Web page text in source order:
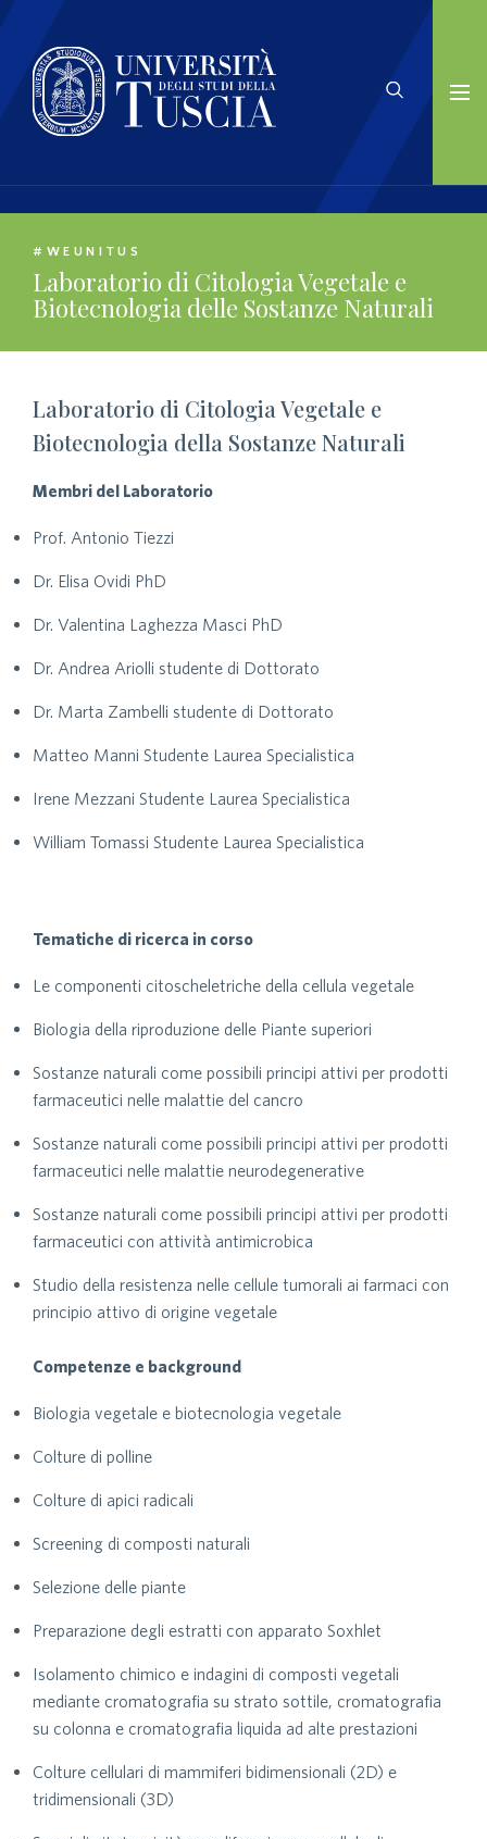
#WEUNITUS
Laboratorio di Citologia Vegetale e
Biotecnologia delle Sostanze Naturali
Laboratorio di Citologia Vegetale e
Biotecnologia della Sostanze Naturali
Membri del Laboratorio
Prof. Antonio Tiezzi
Dr. Elisa Ovidi PhD
Dr. Valentina Laghezza Masci PhD
Dr. Andrea Ariolli studente di Dottorato
Dr. Marta Zambelli studente di Dottorato
Matteo Manni Studente Laurea Specialistica
Irene Mezzani Studente Laurea Specialistica
William Tomassi Studente Laurea Specialistica
Tematiche di ricerca in corso
Le componenti citoscheletriche della cellula vegetale
Biologia della riproduzione delle Piante superiori
Sostanze naturali come possibili principi attivi per prodotti
farmaceutici nelle malattie del cancro
Sostanze naturali come possibili principi attivi per prodotti
farmaceutici nelle malattie neurodegenerative
Sostanze naturali come possibili principi attivi per prodotti
farmaceutici con attività antimicrobica
Studio della resistenza nelle cellule tumorali ai farmaci con
principio attivo di origine vegetale
Competenze e background
Biologia vegetale e biotecnologia vegetale
Colture di polline
Colture di apici radicali
Screening di composti naturali
Selezione delle piante
Preparazione degli estratti con apparato Soxhlet
Isolamento chimico e indagini di composti vegetali
mediante cromatografia su strato sottile, cromatografia
su colonna e cromatografia liquida ad alte prestazioni
Colture cellulari di mammiferi bidimensionali (2D) e
tridimensionali (3D)